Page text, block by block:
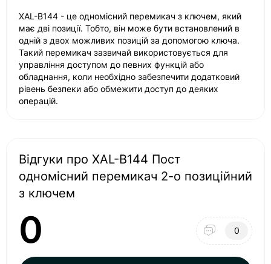
XAL-B144 - це одномісний перемикач з ключем, який
має дві позиції. Тобто, він може бути встановлений в
одній з двох можливих позицій за допомогою ключа.
Такий перемикач зазвичай використовується для
управління доступом до певних функцій або
обладнання, коли необхідно забезпечити додатковий
рівень безпеки або обмежити доступ до деяких
операцій.
Відгуки про XAL-B144 Пост
одномісний перемикач 2-о позиційний
з ключем
0 0